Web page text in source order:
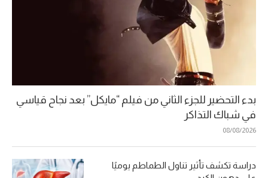
بدء التحضير للجزء الثاني من فيلم “مايكل” بعد نجاح قياسي
في شباك التذاكر
08/08/2026
دراسة تكشف تأثير تناول الطماطم يوميًا